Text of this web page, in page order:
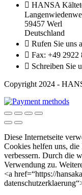
 HANSA
59457 Werl
Deutschland
 Rufen Sie uns
 Fax: +49 2922
 Schreiben Sie
Copyright 2024 -
Diese Internetseite
Cookies helfen uns,
verbessern. Durch die
Verwendung zu.
<a href=“https://